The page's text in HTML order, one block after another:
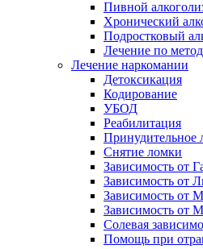
Пивной
Хронический
Подростковый
Лечение по
Лечение наркомании
Детоксикация
Кодирование
УБОД
Реабилитация
Принудительное
Снятие ломки
Зависимость от
Зависимость от
Зависимость от
Зависимость от
Солевая
Помощь при